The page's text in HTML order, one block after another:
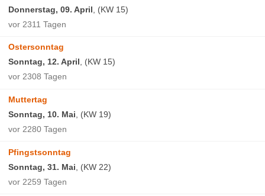
Donnerstag, 09. April , (KW 15)
vor 2311 Tagen
Ostersonntag
Sonntag, 12. April, (KW 15)
vor 2308 Tagen
Muttertag
Sonntag, 10. Mai , (KW 19)
vor 2280 Tagen
Pfingstsonntag
Sonntag, 31. Mai , (KW 22)
vor 2259 Tagen